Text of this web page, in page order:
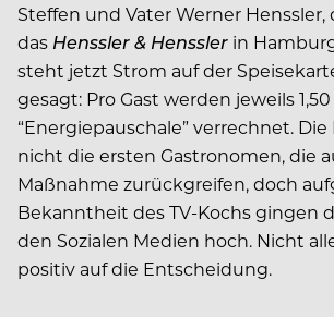
Steffen und Vater Werner
das Henssler & Henssler in
steht jetzt Strom auf der
gesagt: Pro Gast werden jeweils
“Energiepauschale” verrechnet. Die
nicht die ersten Gastronomen, die
Maßnahme zurückgreifen, doch
Bekanntheit des TV-Kochs gingen
den Sozialen Medien hoch. Nicht
positiv auf die Entscheidung.